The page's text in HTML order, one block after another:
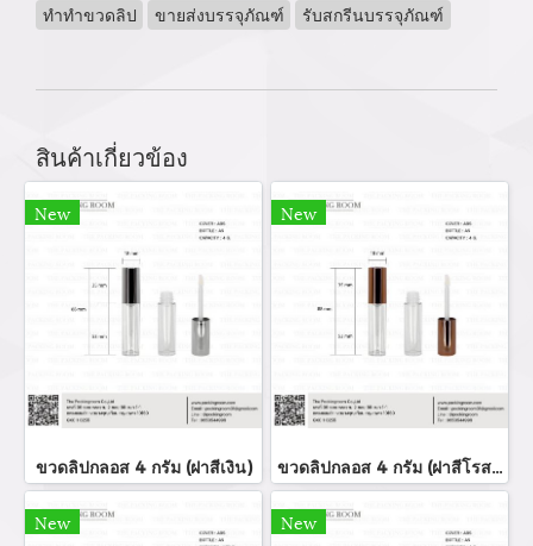
ทำทำขวดลิป
ขายส่งบรรจุภัณฑ์ รับสกรีนบรรจุภัณฑ์
สินค้าเกี่ยวข้อง
New
ขวดลิปกลอส 4 กรัม (ฝาสีเงิน)
New
ขวดลิปกลอส 4 กรัม (ฝาสีโรสโกล์ด)
New New